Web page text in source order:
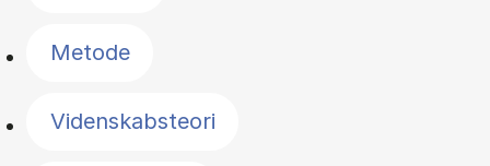
Metode
Videnskabsteori